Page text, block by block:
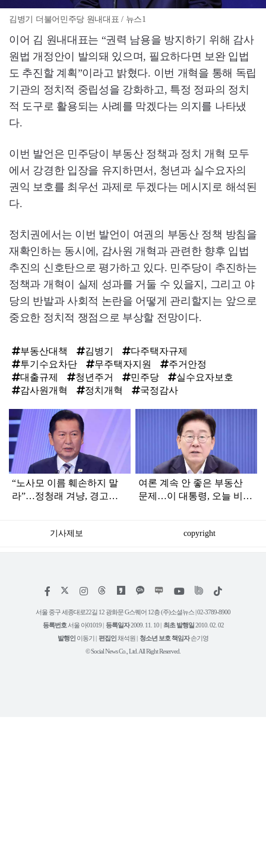
김병기 더불어민주당 원내대표 / 뉴스1
이어 김 원내대표는 “권력 남용을 방지하기 위해 감사
원법 개정안이 발의돼 있으며, 필요하다면 보완 입법
도 추진할 계획”이라고 밝혔다. 이번 개혁을 통해 독립
기관의 정치적 중립성을 강화하고, 특정 정파의 정치
적 도구로 활용되는 사례를 막겠다는 의지를 나타냈
다.
이번 발언은 민주당이 부동산 정책과 정치 개혁 모두
에서 강경한 입장을 유지하면서, 청년과 실수요자의
권익 보호를 최우선 과제로 두겠다는 메시지로 해석된
다.
정치권에서는 이번 발언이 여권의 부동산 정책 방침을
재확인하는 동시에, 감사원 개혁과 관련한 향후 입법
추진의 신호탄으로 평가하고 있다. 민주당이 추진하는
정책과 개혁이 실제 성과를 거둘 수 있을지, 그리고 야
당의 반발과 사회적 논란을 어떻게 관리할지는 앞으로
중요한 정치적 쟁점으로 부상할 전망이다.
부동산대책 김병기
다주택자규제
투기수요차단
무주택자지원
주거안정
대출규제
청년주거 민주당
실수요자보호
감사원개혁
정치개혁 국정감사
탑
라
인
“노사모 이름 훼손하지 말
라”…정청래 겨냥, 경고장
여론 계속 안 좋은 부동산
문제…이 대통령, 오늘 비공
기사제보 copyright
페
스
인
타
램
위
트
유
튜
틱
서울 중구 세종대로22길 12 광화문 G스퀘어 12층 (주)소셜뉴스 | 02-3789-8900
등록번호 서울 아01019 | 등록일자2009. 11. 10 | 최초 발행일2010. 02. 02
발행인 이동기 | 편집인채석원 | 청소년 보호 책임자손기영
© Social News Co., Ltd. All Right Reserved.